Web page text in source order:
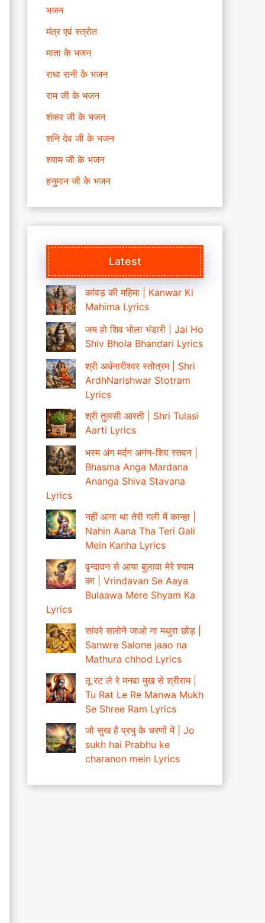
भजन
मंत्र एवं स्त्रोत
माता के भजन
राधा रानी के भजन
राम जी के भजन
शंकर जी के भजन
शनि देव जी के भजन
श्याम जी के भजन
हनुमान जी के भजन
Latest
कांवड़ की महिमा | Kanwar Ki
Mahima Lyrics
जय हो शिव भोला भंडारी | Jai Ho
Shiv Bhola Bhandari Lyrics
श्री अर्धनारीश्वर स्तोत्रम | Shri
ArdhNarishwar Stotram
Lyrics
श्री तुलसी आरती | Shri Tulasi
Aarti Lyrics
भस्म अंग मर्दन अनंग-शिव स्तवन |
Bhasma Anga Mardana
Ananga Shiva Stavana
Lyrics
नहीं आना था तेरी गली में कान्हा |
Nahin Aana Tha Teri Gali
Mein Kanha Lyrics
वृन्दावन से आया बुलावा मेरे श्याम
का | Vrindavan Se Aaya
Bulaawa Mere Shyam Ka
Lyrics
सांवरे सलोने जाओ ना मथुरा छोड़ |
Sanwre Salone jaao na
Mathura chhod Lyrics
तू रट ले रे मनवा मुख से श्रीराम |
Tu Rat Le Re Manwa Mukh
Se Shree Ram Lyrics
जो सुख है प्रभु के चरणों में | Jo
sukh hai Prabhu ke
charanon mein Lyrics